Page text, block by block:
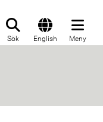
Sök English Meny